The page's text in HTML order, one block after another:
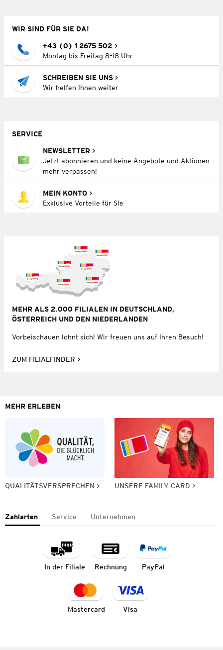
WIR SIND FÜR SIE DA!
+43 (0) 1 2675 502
Montag bis Freitag 8–18 Uhr
SCHREIBEN SIE UNS
Wir helfen Ihnen weiter
SERVICE
NEWSLETTER
Jetzt abonnieren und keine Angebote und Aktionen
mehr verpassen!
MEIN KONTO
Exklusive Vorteile für Sie
MEHR ALS 2.000 FILIALEN IN DEUTSCHLAND,
ÖSTERREICH UND DEN NIEDERLANDEN
Vorbeischauen lohnt sich! Wir freuen uns auf Ihren Besuch!
ZUM FILIALFINDER
MEHR ERLEBEN
QUALITÄTSVERSPRECHEN UNSERE FAMILY CARD
Zahlarten Service Unternehmen
In der Filiale Rechnung PayPal
Mastercard Visa